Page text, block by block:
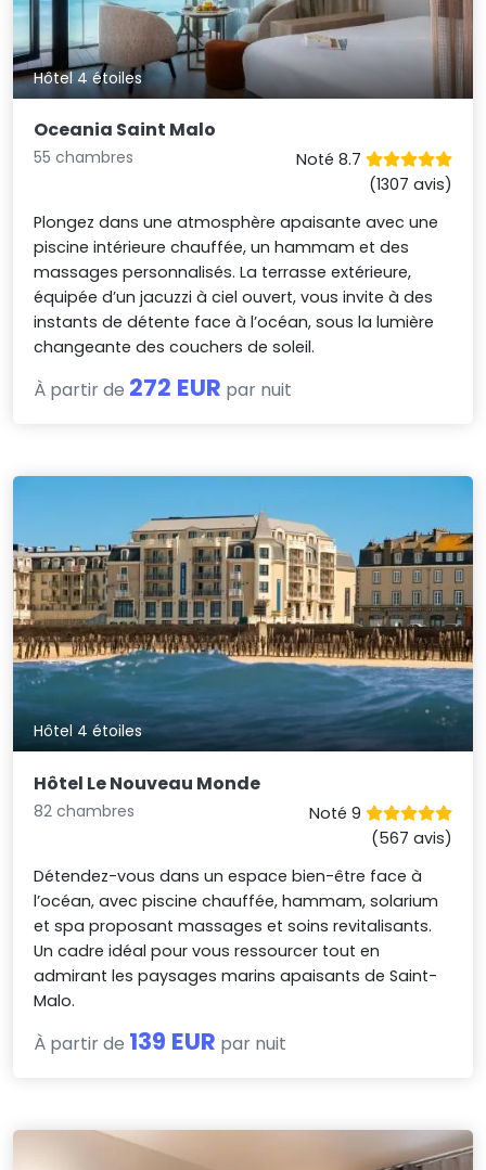
Hôtel 4 étoiles
Oceania Saint Malo
55 chambres
Noté 8.7
(1307 avis)
Plongez dans une atmosphère apaisante avec une
piscine intérieure chauffée, un hammam et des
massages personnalisés. La terrasse extérieure,
équipée d’un jacuzzi à ciel ouvert, vous invite à des
instants de détente face à l’océan, sous la lumière
changeante des couchers de soleil.
À partir de 272 EUR par nuit
Hôtel 4 étoiles
Hôtel Le Nouveau Monde
82 chambres
Noté 9
(567 avis)
Détendez-vous dans un espace bien-être face à
l’océan, avec piscine chauffée, hammam, solarium
et spa proposant massages et soins revitalisants.
Un cadre idéal pour vous ressourcer tout en
admirant les paysages marins apaisants de Saint-
Malo.
À partir de 139 EUR par nuit